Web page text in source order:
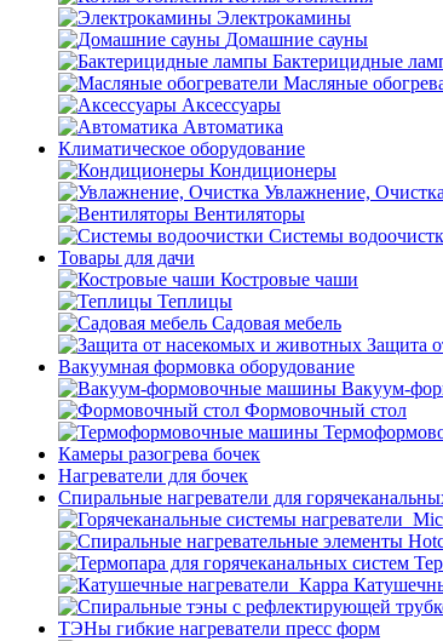
Электрокамины
Домашние сауны
Бактерицидные
Масляные
Аксессуары
Автоматика
Климатическое оборудование
Кондиционеры
Увлажнение, Очистка
Вентиляторы
Системы
Товары для дачи
Костровые чаши
Теплицы
Садовая мебель
Защита
Вакуумная формовка оборудование
Вакуум-
Формовочный стол
Камеры разогрева бочек
Нагреватели для бочек
Спиральные нагреватели для
ТЭНы гибкие нагреватели пресс форм